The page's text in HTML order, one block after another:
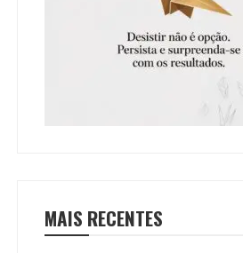
MAIS RECENTES